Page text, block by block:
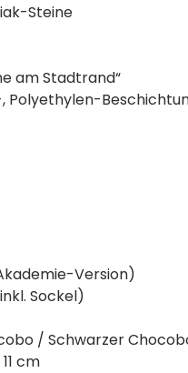
Steine
am Stadtrand“
Polyethylen-
Version)
Sockel)
/ Schwarzer
cm